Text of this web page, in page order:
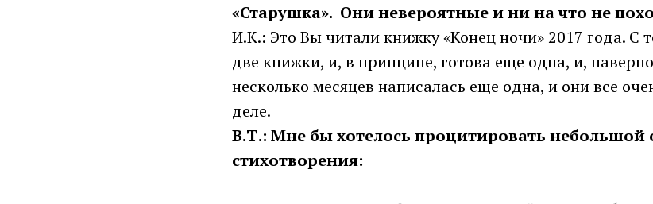
«Старушка». Они невероятные и ни на что не
И.К.: Это Вы читали книжку «Конец ночи» 2017 года. С
две книжки, и, в принципе, готова еще одна, и,
несколько месяцев написалась еще одна, и они все
деле.
В.Т.: Мне бы хотелось процитировать небольшой
стихотворения: